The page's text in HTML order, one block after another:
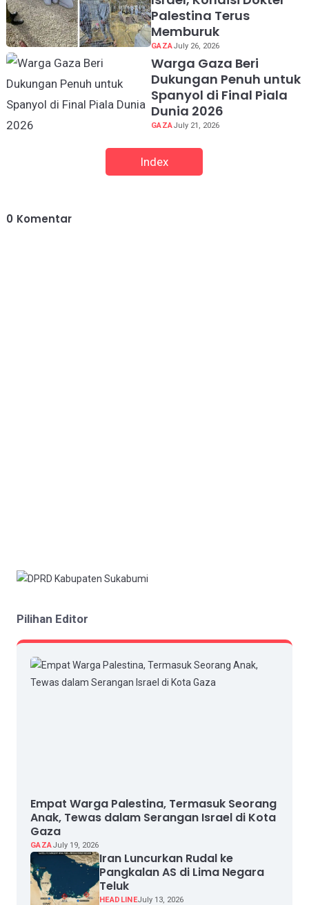
Palestina Terus
Memburuk
GAZAJuly 26, 2026
Warga Gaza Beri
Dukungan Penuh untuk
Spanyol di Final Piala
Dunia 2026
GAZAJuly 21, 2026
Index
0 Komentar
Pilihan Editor
Empat Warga Palestina, Termasuk Seorang
Anak, Tewas dalam Serangan Israel di Kota
Gaza
GAZAJuly 19, 2026
Iran Luncurkan Rudal ke
Pangkalan AS di Lima Negara
Teluk
HEADLINEJuly 13, 2026